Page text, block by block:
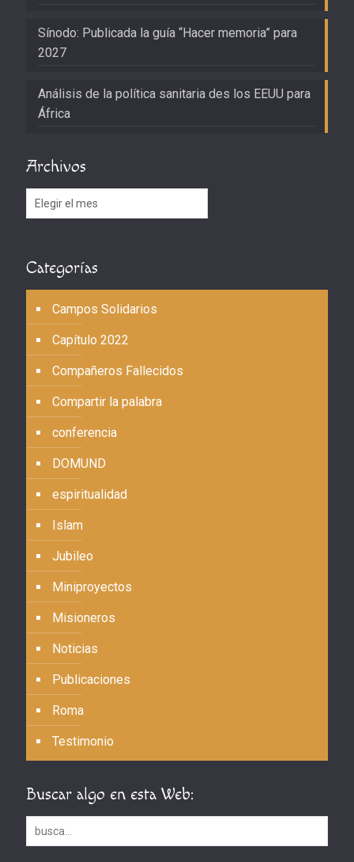
Sínodo: Publicada la guía “Hacer memoria” para
2027
Análisis de la política sanitaria des los EEUU para
África
Archivos
Archivos
Categorías
Campos Solidarios
Capítulo 2022
Compañeros Fallecidos
Compartir la palabra
conferencia
DOMUND
espiritualidad
Islam
Jubileo
Miniproyectos
Misioneros
Noticias
Publicaciones
Roma
Testimonio
Buscar algo en esta Web: